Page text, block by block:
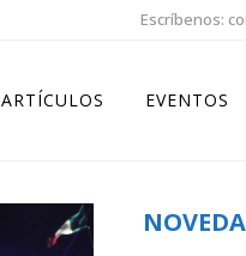
Escríbenos:
ARTÍCULOS EVENTOS